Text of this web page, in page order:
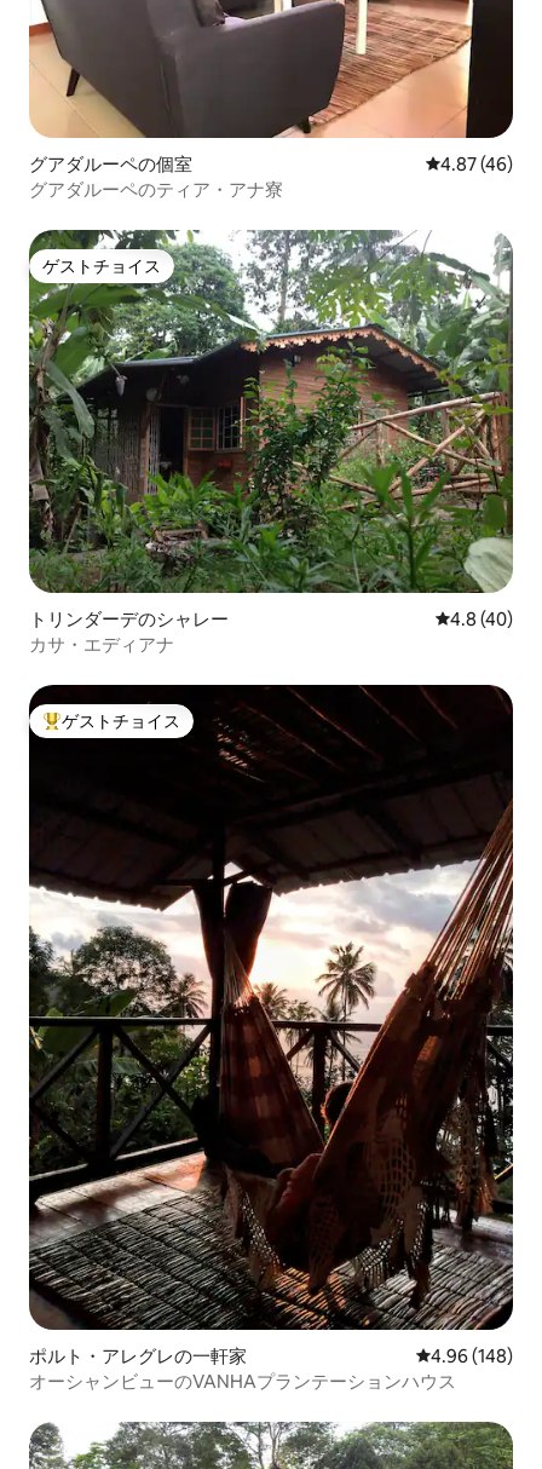
グアダルーペの個室 レビュー46
4.87 (46)
グアダルーペのティア・アナ寮
ゲストチョイス
ゲストチョイス
トリンダーデのシャレー レビュー40
4.8 (40)
カサ・エディアナ
大好評のゲストチョイスです。
ゲストチョイス
ポルト・アレグレの一軒家 レビュー148
4.96 (148)
オーシャンビューのVANHAプランテーションハウス